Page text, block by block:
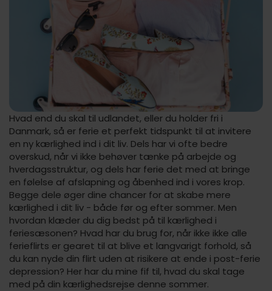
Hvad end du skal til udlandet, eller du holder fri i
Danmark, så er ferie et perfekt tidspunkt til at invitere
en ny kærlighed ind i dit liv. Dels har vi ofte bedre
overskud, når vi ikke behøver tænke på arbejde og
hverdagsstruktur, og dels har ferie det med at bringe
en følelse af afslapning og åbenhed ind i vores krop.
Begge dele øger dine chancer for at skabe mere
kærlighed i dit liv - både før og efter sommer. Men
hvordan klæder du dig bedst på til kærlighed i
feriesæsonen? Hvad har du brug for, når ikke ikke alle
ferieflirts er gearet til at blive et langvarigt forhold, så
du kan nyde din flirt uden at risikere at ende i post-ferie
depression? Her har du mine fif til, hvad du skal tage
med på din kærlighedsrejse denne sommer.